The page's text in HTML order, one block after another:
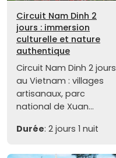
Circuit Nam Dinh 2
jours : immersion
culturelle et nature
authentique
Circuit Nam Dinh 2 jours
au Vietnam : villages
artisanaux, parc
national de Xuan...
Durée: 2 jours 1 nuit